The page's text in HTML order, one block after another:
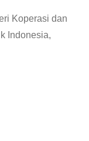
Koperasi dan
Indonesia,